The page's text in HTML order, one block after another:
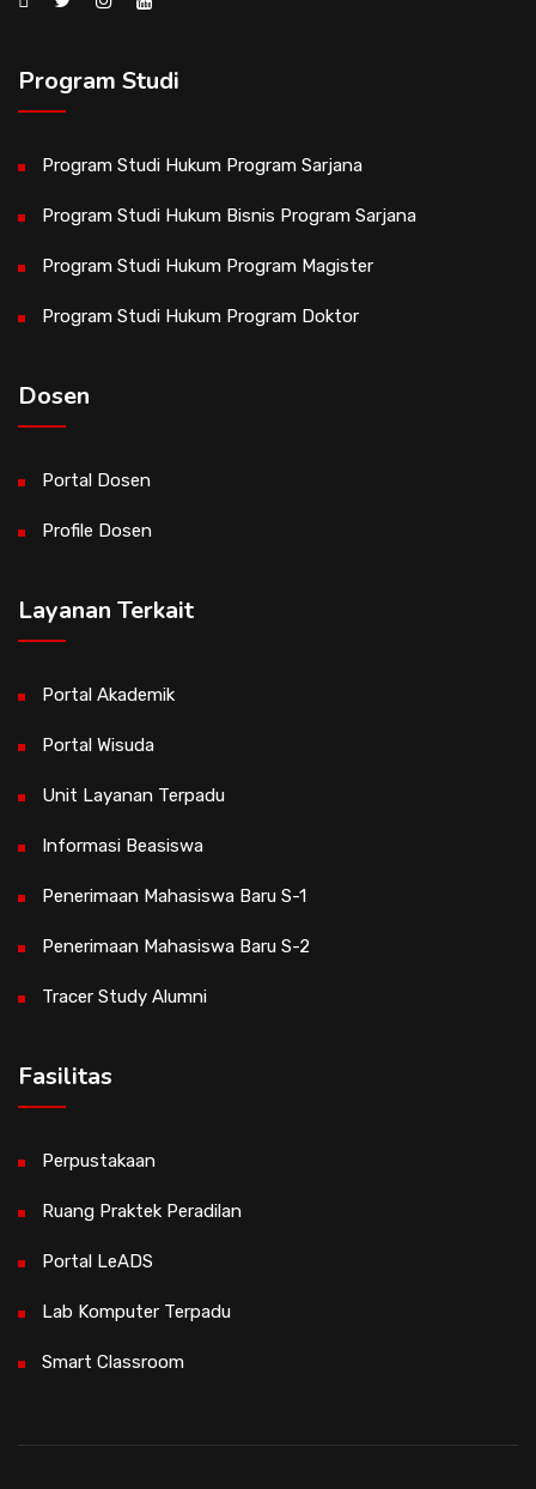
Program Studi
Program Studi Hukum Program Sarjana
Program Studi Hukum Bisnis Program Sarjana
Program Studi Hukum Program Magister
Program Studi Hukum Program Doktor
Dosen
Portal Dosen
Profile Dosen
Layanan Terkait
Portal Akademik
Portal Wisuda
Unit Layanan Terpadu
Informasi Beasiswa
Penerimaan Mahasiswa Baru S-1
Penerimaan Mahasiswa Baru S-2
Tracer Study Alumni
Fasilitas
Perpustakaan
Ruang Praktek Peradilan
Portal LeADS
Lab Komputer Terpadu
Smart Classroom